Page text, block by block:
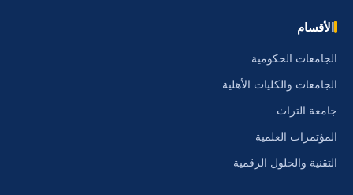
الأقسام
الجامعات الحكومية
الجامعات والكليات الأهلية
جامعة التراث
المؤتمرات العلمية
التقنية والحلول الرقمية